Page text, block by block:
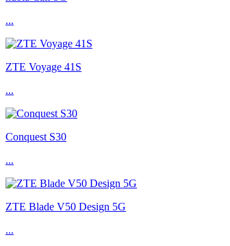
...
ZTE Voyage 41S
...
Conquest S30
...
ZTE Blade V50 Design 5G
...